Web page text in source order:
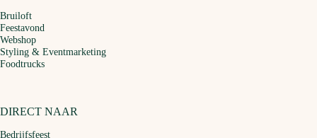
Bruiloft
Feestavond
Webshop
Styling & Eventmarketing
Foodtrucks
DIRECT NAAR
Bedrijfsfeest